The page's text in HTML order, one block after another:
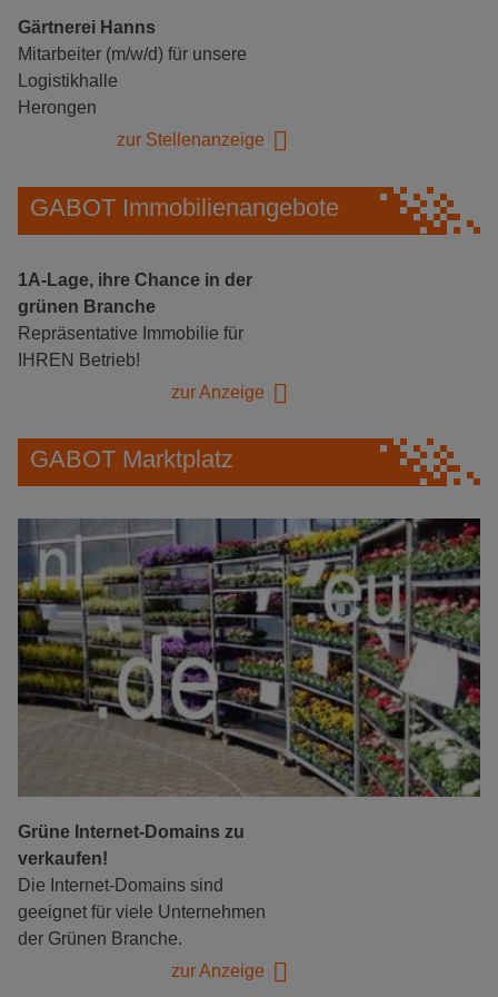
Gärtnerei Hanns
Mitarbeiter (m/w/d) für unsere
Logistikhalle
Herongen
zur Stellenanzeige
GABOT Immobilienangebote
1A-Lage, ihre Chance in der
grünen Branche
Repräsentative Immobilie für
IHREN Betrieb!
zur Anzeige
GABOT Marktplatz
Grüne Internet-Domains zu
verkaufen!
Die Internet-Domains sind
geeignet für viele Unternehmen
der Grünen Branche.
zur Anzeige